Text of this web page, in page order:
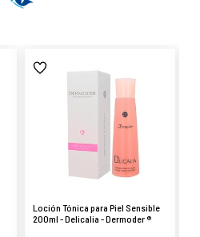
Loción Tónica para Piel Sensible
200ml - Delicalia - Dermoder ®